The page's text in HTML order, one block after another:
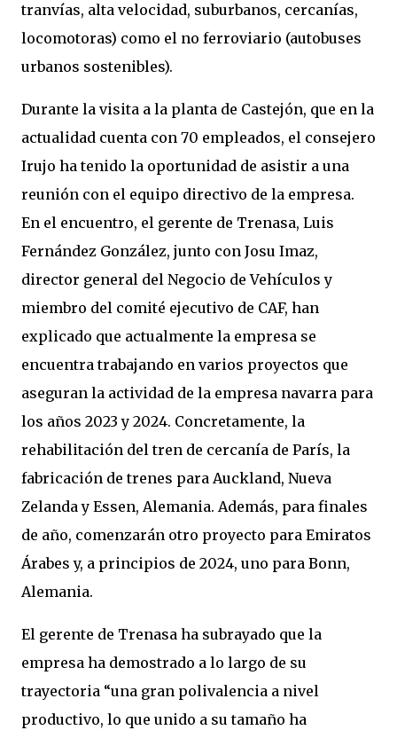
tranvías, alta velocidad, suburbanos, cercanías,
locomotoras) como el no ferroviario (autobuses
urbanos sostenibles).
Durante la visita a la planta de Castejón, que en la
actualidad cuenta con 70 empleados, el consejero
Irujo ha tenido la oportunidad de asistir a una
reunión con el equipo directivo de la empresa.
En el encuentro, el gerente de Trenasa, Luis
Fernández González, junto con Josu Imaz,
director general del Negocio de Vehículos y
miembro del comité ejecutivo de CAF, han
explicado que actualmente la empresa se
encuentra trabajando en varios proyectos que
aseguran la actividad de la empresa navarra para
los años 2023 y 2024. Concretamente, la
rehabilitación del tren de cercanía de París, la
fabricación de trenes para Auckland, Nueva
Zelanda y Essen, Alemania. Además, para finales
de año, comenzarán otro proyecto para Emiratos
Árabes y, a principios de 2024, uno para Bonn,
Alemania.
El gerente de Trenasa ha subrayado que la
empresa ha demostrado a lo largo de su
trayectoria “una gran polivalencia a nivel
productivo, lo que unido a su tamaño ha